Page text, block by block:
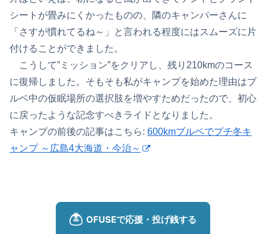
シートが畳みにくかったものの、隣のキャンパーさんに
「さすが慣れてるね～」と言われる程度にはスムーズに片
付けることができました。
こうして”ミッション”をクリアし、残り210kmのコース
に復帰しました。そもそも私がキャンプを始めた理由はブ
ルベ中の仮眠場所の選択肢を増やすためだったので、初心
に戻ったような記念すべきライドとなりました。
キャンプの前後の記事はこちら: 600kmブルベでプチ冬キ
ャンプ ～広島4大海道・今治～